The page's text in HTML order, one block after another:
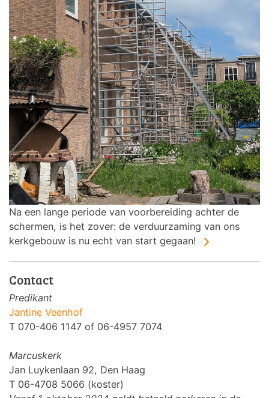
Na een lange periode van voorbereiding achter de
schermen, is het zover: de verduurzaming van ons
kerkgebouw is nu echt van start gegaan!
Contact
Predikant
Jantine Veenhof
T 070-406 1147 of 06-4957 7074
Marcuskerk
Jan Luykenlaan 92, Den Haag
T 06-4708 5066 (koster)